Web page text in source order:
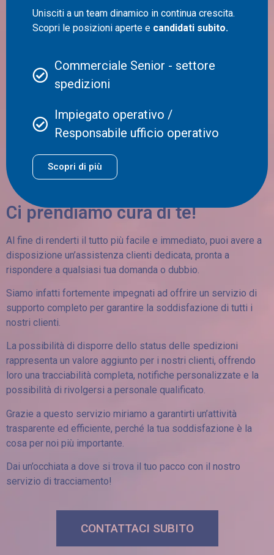
consegna finale, assicurandoti una visione chiara e
dettagliata del progresso della tua spedizione.
Ci prendiamo cura di te!
Al fine di renderti il tutto più facile e immediato, puoi avere a
disposizione un’assistenza clienti dedicata, pronta a
rispondere a qualsiasi tua domanda o dubbio.
Siamo infatti fortemente impegnati ad offrire un servizio di
supporto completo per garantire la soddisfazione di tutti i
nostri clienti.
La possibilità di disporre dello status delle spedizioni
rappresenta un valore aggiunto per i nostri clienti, offrendo
loro una tracciabilità completa, notifiche personalizzate e la
possibilità di rivolgersi a personale qualificato.
Grazie a questo servizio miriamo a garantirti un’attività
trasparente ed efficiente, perché la tua soddisfazione è la
cosa per noi più importante.
Dai un’occhiata a dove si trova il tuo pacco con il nostro
servizio di tracciamento!
CONTATTACI SUBITO
Unisciti a un team dinamico in continua crescita.
Scopri le posizioni aperte e candidati subito.
Commerciale Senior - settore
spedizioni
Impiegato operativo /
Responsabile ufficio operativo
Scopri di più